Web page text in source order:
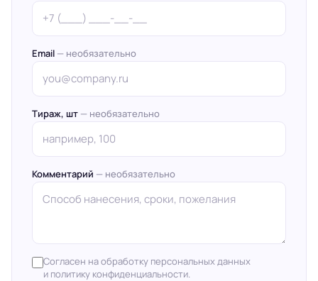
Email — необязательно
Тираж, шт — необязательно
Комментарий — необязательно
Согласен на обработку персональных данных
и политику конфиденциальности.